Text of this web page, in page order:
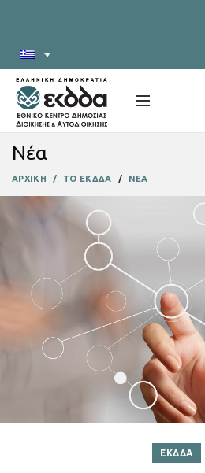
Νέα
ΑΡΧΙΚΗ ΤΟ ΕΚΔΔΑ ΝΕΑ
ΕΚΔΔΑ